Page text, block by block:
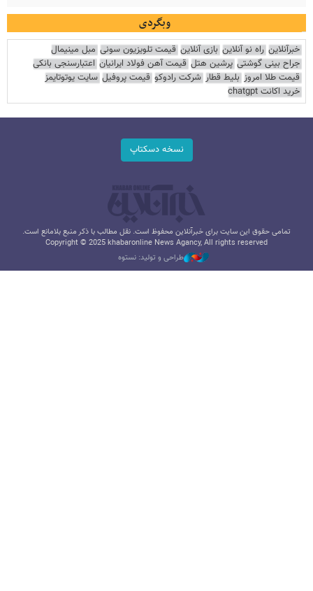
وبگردی
خبرآنلاین راه نو آنلاین بازی آنلاین قیمت تلویزیون سونی مبل مینیمال
جراح بینی گوشتی پرشین هتل قیمت آهن فولاد ایرانیان اعتبارسنجی بانکی
قیمت طلا امروز بلیط قطار شرکت رادوکو قیمت پروفیل سایت یوتوتایمز
خرید اکانت chatgpt
نسخه دسکتاپ
تمامی حقوق این سایت برای خبرآنلاین محفوظ است. نقل مطالب با ذکر منبع بلامانع است.
Copyright © 2025 khabaronline News Agancy, All rights reserved
طراحی و تولید: نستوه